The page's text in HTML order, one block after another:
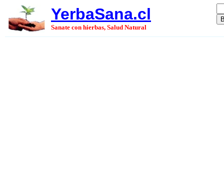
YerbaSana.cl
Sanate con hierbas, Salud Natural